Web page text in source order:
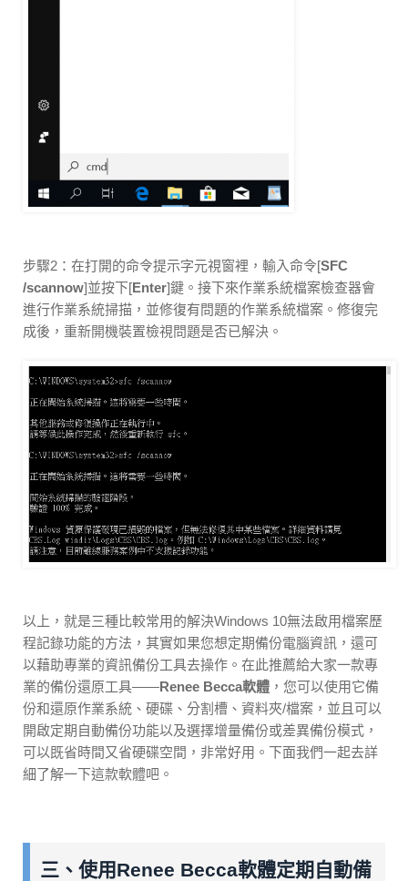
步驟2：在打開的命令提示字元視窗裡，輸入命令[SFC
/scannow]並按下[Enter]鍵。接下來作業系統檔案檢查器會
進行作業系統掃描，並修復有問題的作業系統檔案。修復完
成後，重新開機裝置檢視問題是否已解決。
以上，就是三種比較常用的解決Windows 10無法啟用檔案歷
程記錄功能的方法，其實如果您想定期備份電腦資訊，還可
以藉助專業的資訊備份工具去操作。在此推薦給大家一款專
業的備份還原工具——Renee Becca軟體 ，您可以使用它備
份和還原作業系統、硬碟、分割槽、資料夾/檔案，並且可以
開啟定期自動備份功能以及選擇增量備份或差異備份模式，
可以既省時間又省硬碟空間，非常好用。下面我們一起去詳
細了解一下這款軟體吧。
三、使用Renee Becca軟體定期自動備